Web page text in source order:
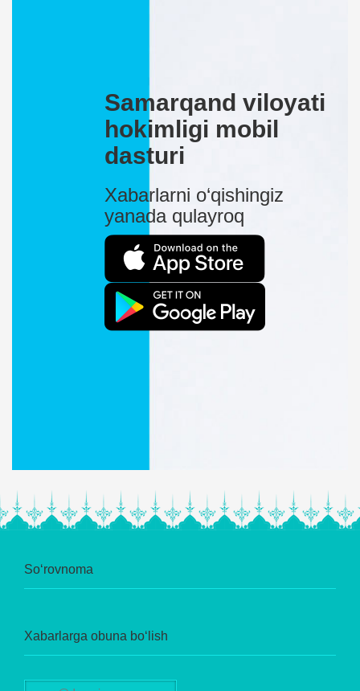
Samarqand viloyati
hokimligi mobil
dasturi
Xabarlarni o‘qishingiz
yanada qulayroq
So‘rovnoma
Xabarlarga obuna bo‘lish